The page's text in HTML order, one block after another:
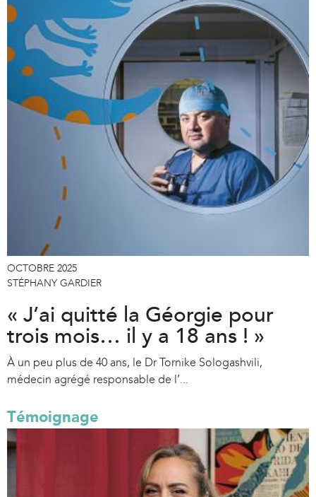
OCTOBRE 2025
STÉPHANY GARDIER
« J’ai quitté la Géorgie pour
trois mois… il y a 18 ans ! »
À un peu plus de 40 ans, le Dr Tornike Sologashvili,
médecin agrégé responsable de l’...
Témoignage